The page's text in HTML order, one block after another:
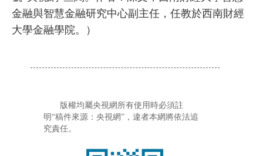
金融與智慧金融研究中心副主任，任教於西南財經
大學金融學院。）
版權均屬央視網所有使用時必須註
明“稿件來源：央視網”，違者本網將依法追
究責任。